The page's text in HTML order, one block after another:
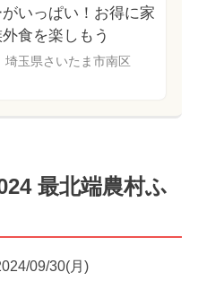
がいっぱい！お得に家
食を楽しもう
埼玉県さいたま市南区
最北端農村ふ
09/30(月)